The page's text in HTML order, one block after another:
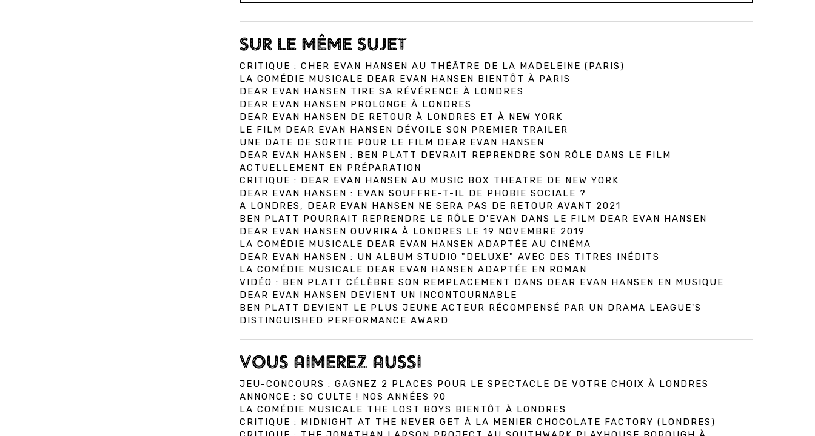
SUR LE MÊME SUJET
CRITIQUE : CHER EVAN HANSEN AU THÉÂTRE DE LA MADELEINE (PARIS)
LA COMÉDIE MUSICALE DEAR EVAN HANSEN BIENTÔT À PARIS
DEAR EVAN HANSEN TIRE SA RÉVÉRENCE À LONDRES
DEAR EVAN HANSEN PROLONGE À LONDRES
DEAR EVAN HANSEN DE RETOUR À LONDRES ET À NEW YORK
LE FILM DEAR EVAN HANSEN DÉVOILE SON PREMIER TRAILER
UNE DATE DE SORTIE POUR LE FILM DEAR EVAN HANSEN
DEAR EVAN HANSEN : BEN PLATT DEVRAIT REPRENDRE SON RÔLE DANS LE FILM
ACTUELLEMENT EN PRÉPARATION
CRITIQUE : DEAR EVAN HANSEN AU MUSIC BOX THEATRE DE NEW YORK
DEAR EVAN HANSEN : EVAN SOUFFRE-T-IL DE PHOBIE SOCIALE ?
A LONDRES, DEAR EVAN HANSEN NE SERA PAS DE RETOUR AVANT 2021
BEN PLATT POURRAIT REPRENDRE LE RÔLE D'EVAN DANS LE FILM DEAR EVAN HANSEN
DEAR EVAN HANSEN OUVRIRA À LONDRES LE 19 NOVEMBRE 2019
LA COMÉDIE MUSICALE DEAR EVAN HANSEN ADAPTÉE AU CINÉMA
DEAR EVAN HANSEN : UN ALBUM STUDIO "DELUXE" AVEC DES TITRES INÉDITS
LA COMÉDIE MUSICALE DEAR EVAN HANSEN ADAPTÉE EN ROMAN
VIDÉO : BEN PLATT CÉLÈBRE SON REMPLACEMENT DANS DEAR EVAN HANSEN EN MUSIQUE
DEAR EVAN HANSEN DEVIENT UN INCONTOURNABLE
BEN PLATT DEVIENT LE PLUS JEUNE ACTEUR RÉCOMPENSÉ PAR UN DRAMA LEAGUE'S
DISTINGUISHED PERFORMANCE AWARD
VOUS AIMEREZ AUSSI
JEU-CONCOURS : GAGNEZ 2 PLACES POUR LE SPECTACLE DE VOTRE CHOIX À LONDRES
ANNONCE : SO CULTE ! NOS ANNÉES 90
LA COMÉDIE MUSICALE THE LOST BOYS BIENTÔT À LONDRES
CRITIQUE : MIDNIGHT AT THE NEVER GET À LA MENIER CHOCOLATE FACTORY (LONDRES)